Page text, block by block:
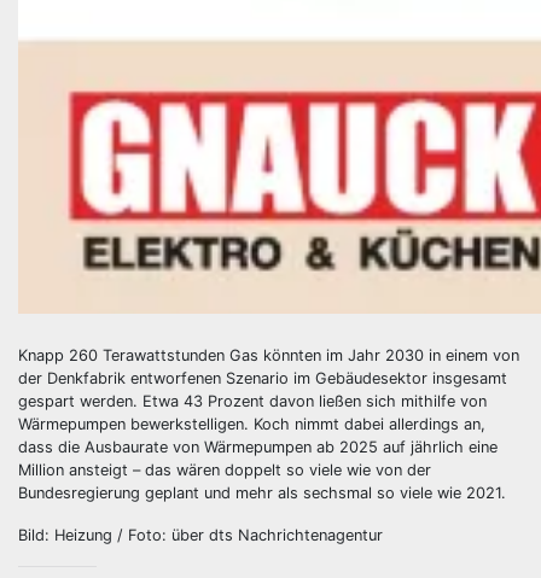
Knapp 260 Terawattstunden Gas könnten im Jahr 2030 in einem von
der Denkfabrik entworfenen Szenario im Gebäudesektor insgesamt
gespart werden. Etwa 43 Prozent davon ließen sich mithilfe von
Wärmepumpen bewerkstelligen. Koch nimmt dabei allerdings an,
dass die Ausbaurate von Wärmepumpen ab 2025 auf jährlich eine
Million ansteigt – das wären doppelt so viele wie von der
Bundesregierung geplant und mehr als sechsmal so viele wie 2021.
Bild: Heizung / Foto: über dts Nachrichtenagentur